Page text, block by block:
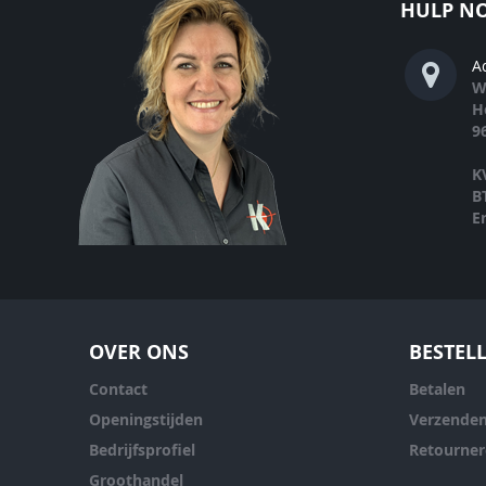
HULP
OVER ONS
Contact
Openingstijden
Bedrijfsprofiel
Groothandel
Betalen